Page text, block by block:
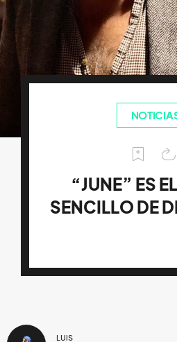
“JUNE” ES
SENCILLO DE
LUIS